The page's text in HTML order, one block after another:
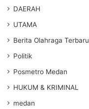
DAERAH
UTAMA
Berita Olahraga Terbaru
Politik
Posmetro Medan
HUKUM & KRIMINAL
medan